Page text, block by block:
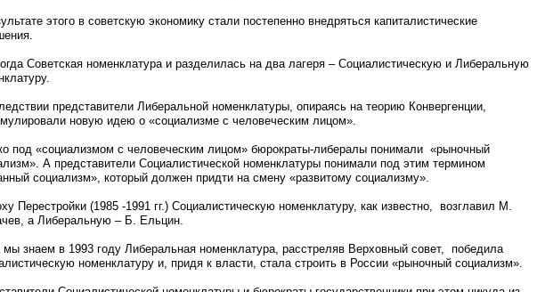
этого в советскую экономику стали постепенно внедряться капиталистические
Советская номенклатура и разделилась на два лагеря – Социалистическую и Либеральную
представители Либеральной номенклатуры, опираясь на теорию Конвергенции,
новую идею о «социализме с человеческим лицом».
под «социализмом с человеческим лицом» бюрократы-либералы понимали «рыночный
А представители Социалистической номенклатуры понимали под этим термином
социализм», который должен придти на смену «развитому социализму».
Перестройки (1985 -1991 гг.) Социалистическую номенклатуру, как известно, возглавил М.
а Либеральную – Б. Ельцин.
мы знаем в 1993 году Либеральная номенклатура, расстреляв Верховный совет, победила
номенклатуру и, придя к власти, стала строить в России «рыночный социализм».